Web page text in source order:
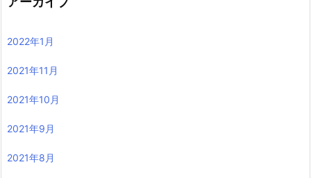
2022年1月
2021年11月
2021年10月
2021年9月
2021年8月